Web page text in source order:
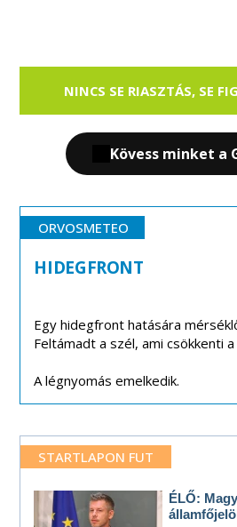
NINCS SE RIASZTÁS, SE
Kövess minket a
ORVOSMETEO
HIDEGFRONT
Egy hidegfront hatására
Feltámadt a szél, ami csökkenti
A légnyomás emelkedik.
STARTLAPON FUT
ÉLŐ: